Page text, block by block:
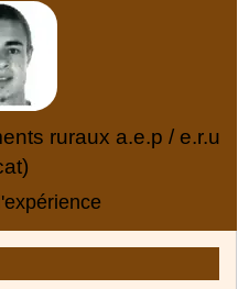
ruraux a.e.p / e.r.u